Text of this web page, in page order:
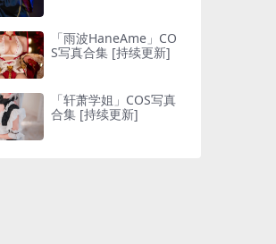
「雨波HaneAme」CO
S写真合集 [持续更新]
「轩萧学姐」COS写真
合集 [持续更新]